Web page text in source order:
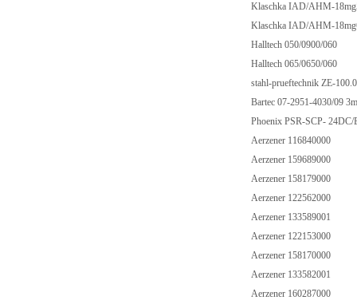
Klaschka IAD/AHM-
Klaschka IAD/AHM-
Halltech 050/0900/060
Halltech 065/0650/060
stahl-prueftechnik ZE-
Bartec 07-2951-4030/09
Phoenix PSR-SCP-
Aerzener 116840000
Aerzener 159689000
Aerzener 158179000
Aerzener 122562000
Aerzener 133589001
Aerzener 122153000
Aerzener 158170000
Aerzener 133582001
Aerzener 160287000